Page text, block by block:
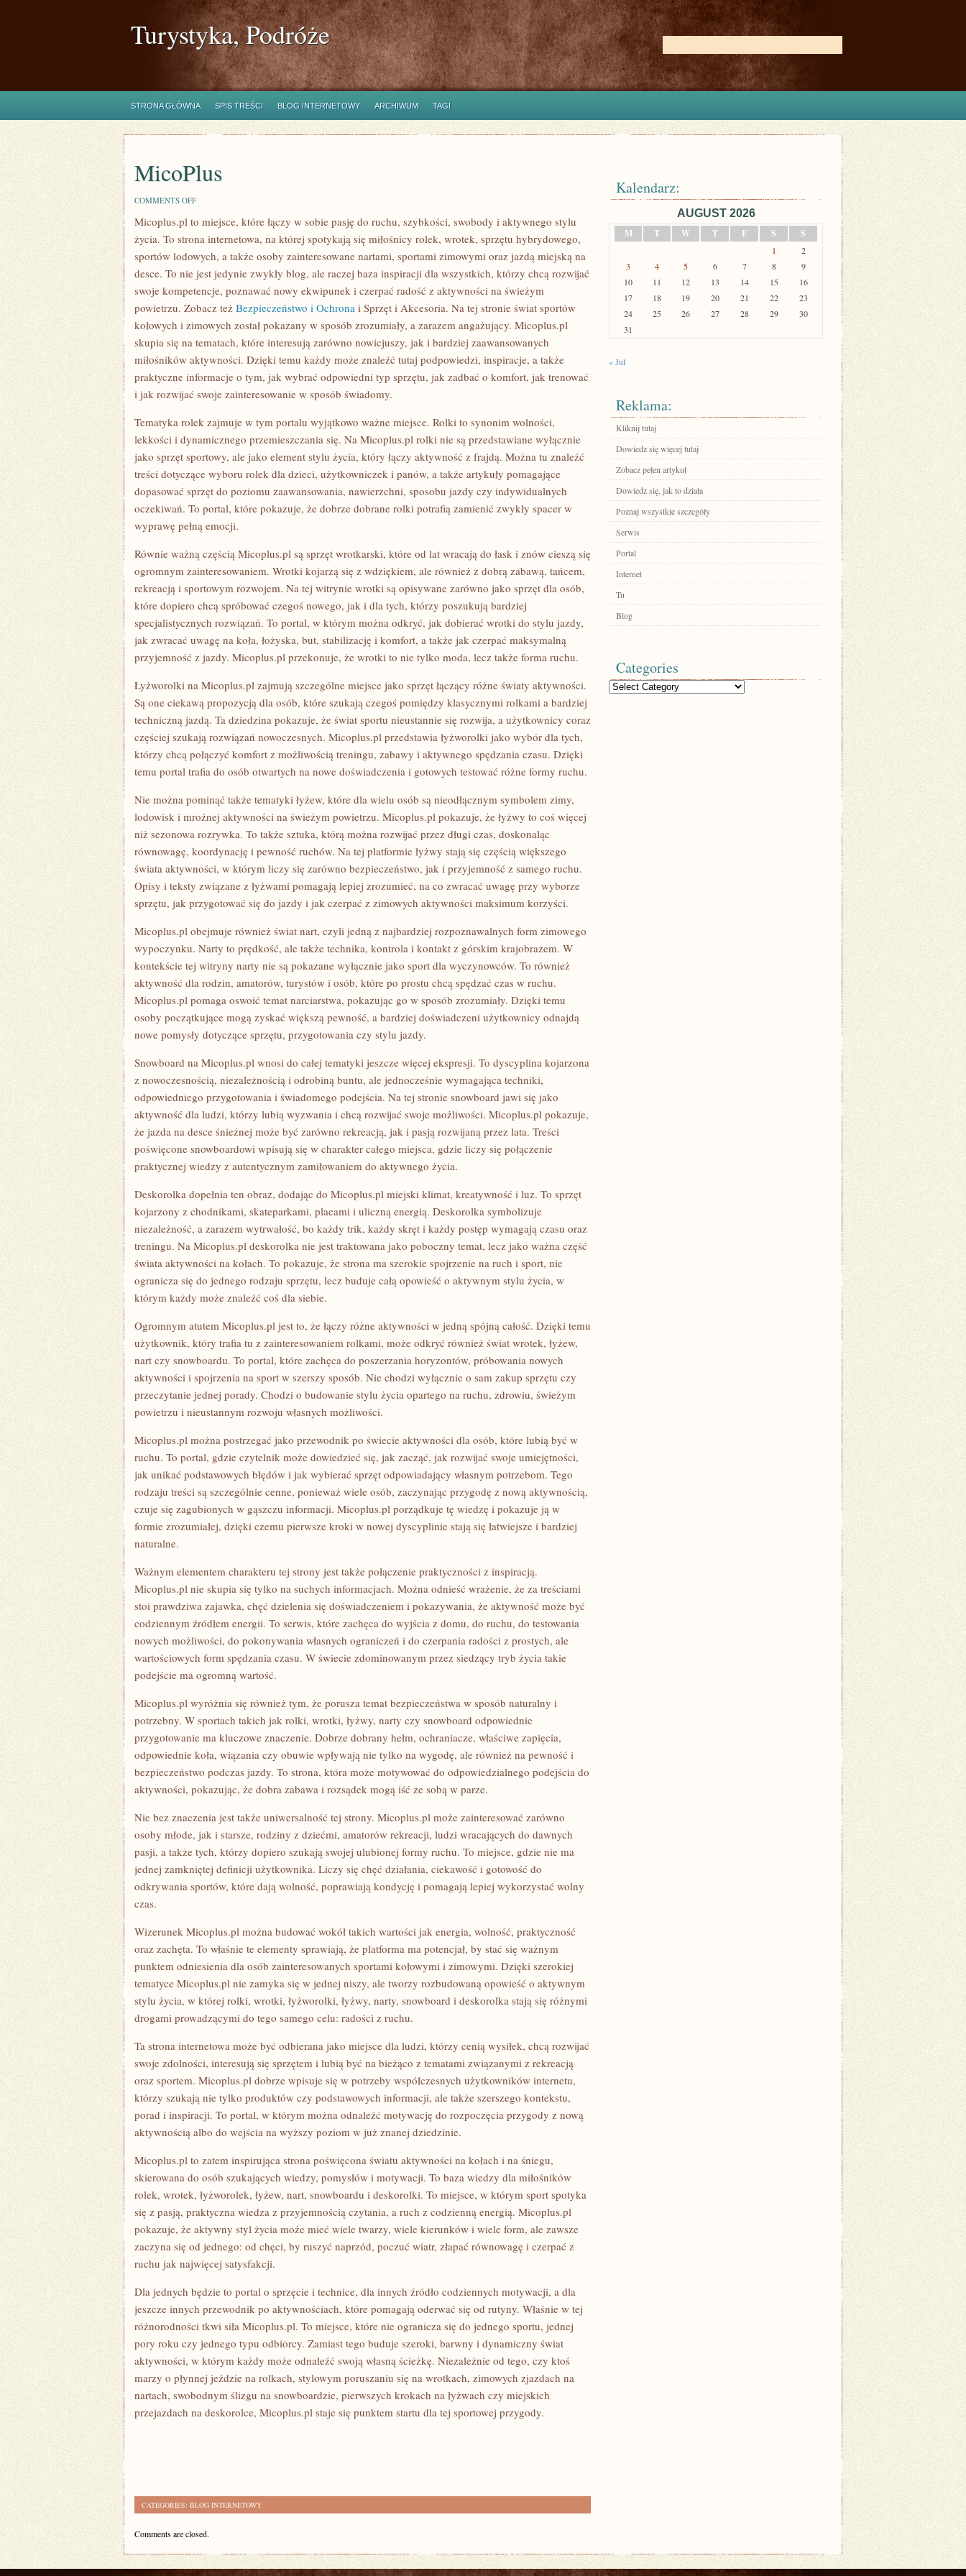
Turystyka, Podróże
STRONA GŁÓWNA SPIS TREŚCI BLOG INTERNETOWY ARCHIWUM TAGI
MicoPlus
COMMENTS OFFON
Micoplus.pl to miejsce, które łączy w sobie pasję do ruchu, szybkości, swobody i aktywnego stylu
życia. To strona internetowa, na której spotykają się miłośnicy rolek, wrotek, sprzętu hybrydowego,
sportów lodowych, a także osoby zainteresowane nartami, sportami zimowymi oraz jazdą miejską na
desce. To nie jest jedynie zwykły blog, ale raczej baza inspiracji dla wszystkich, którzy chcą rozwijać
swoje kompetencje, poznawać nowy ekwipunek i czerpać radość z aktywności na świeżym
powietrzu. Zobacz też Bezpieczeństwo i Ochrona i Sprzęt i Akcesoria. Na tej stronie świat sportów
kołowych i zimowych został pokazany w sposób zrozumiały, a zarazem angażujący. Micoplus.pl
skupia się na tematach, które interesują zarówno nowicjuszy, jak i bardziej zaawansowanych
miłośników aktywności. Dzięki temu każdy może znaleźć tutaj podpowiedzi, inspiracje, a także
praktyczne informacje o tym, jak wybrać odpowiedni typ sprzętu, jak zadbać o komfort, jak trenować
i jak rozwijać swoje zainteresowanie w sposób świadomy.
Tematyka rolek zajmuje w tym portalu wyjątkowo ważne miejsce. Rolki to synonim wolności,
lekkości i dynamicznego przemieszczania się. Na Micoplus.pl rolki nie są przedstawiane wyłącznie
jako sprzęt sportowy, ale jako element stylu życia, który łączy aktywność z frajdą. Można tu znaleźć
treści dotyczące wyboru rolek dla dzieci, użytkowniczek i panów, a także artykuły pomagające
dopasować sprzęt do poziomu zaawansowania, nawierzchni, sposobu jazdy czy indywidualnych
oczekiwań. To portal, które pokazuje, że dobrze dobrane rolki potrafią zamienić zwykły spacer w
wyprawę pełną emocji.
Równie ważną częścią Micoplus.pl są sprzęt wrotkarski, które od lat wracają do łask i znów cieszą się
ogromnym zainteresowaniem. Wrotki kojarzą się z wdziękiem, ale również z dobrą zabawą, tańcem,
rekreacją i sportowym rozwojem. Na tej witrynie wrotki są opisywane zarówno jako sprzęt dla osób,
które dopiero chcą spróbować czegoś nowego, jak i dla tych, którzy poszukują bardziej
specjalistycznych rozwiązań. To portal, w którym można odkryć, jak dobierać wrotki do stylu jazdy,
jak zwracać uwagę na koła, łożyska, but, stabilizację i komfort, a także jak czerpać maksymalną
przyjemność z jazdy. Micoplus.pl przekonuje, że wrotki to nie tylko moda, lecz także forma ruchu.
Łyżworolki na Micoplus.pl zajmują szczególne miejsce jako sprzęt łączący różne światy aktywności.
Są one ciekawą propozycją dla osób, które szukają czegoś pomiędzy klasycznymi rolkami a bardziej
techniczną jazdą. Ta dziedzina pokazuje, że świat sportu nieustannie się rozwija, a użytkownicy coraz
częściej szukają rozwiązań nowoczesnych. Micoplus.pl przedstawia łyżworolki jako wybór dla tych,
którzy chcą połączyć komfort z możliwością treningu, zabawy i aktywnego spędzania czasu. Dzięki
temu portal trafia do osób otwartych na nowe doświadczenia i gotowych testować różne formy ruchu.
Nie można pominąć także tematyki łyżew, które dla wielu osób są nieodłącznym symbolem zimy,
lodowisk i mroźnej aktywności na świeżym powietrzu. Micoplus.pl pokazuje, że łyżwy to coś więcej
niż sezonowa rozrywka. To także sztuka, którą można rozwijać przez długi czas, doskonaląc
równowagę, koordynację i pewność ruchów. Na tej platformie łyżwy stają się częścią większego
świata aktywności, w którym liczy się zarówno bezpieczeństwo, jak i przyjemność z samego ruchu.
Opisy i teksty związane z łyżwami pomagają lepiej zrozumieć, na co zwracać uwagę przy wyborze
sprzętu, jak przygotować się do jazdy i jak czerpać z zimowych aktywności maksimum korzyści.
Micoplus.pl obejmuje również świat nart, czyli jedną z najbardziej rozpoznawalnych form zimowego
wypoczynku. Narty to prędkość, ale także technika, kontrola i kontakt z górskim krajobrazem. W
kontekście tej witryny narty nie są pokazane wyłącznie jako sport dla wyczynowców. To również
aktywność dla rodzin, amatorów, turystów i osób, które po prostu chcą spędzać czas w ruchu.
Micoplus.pl pomaga oswoić temat narciarstwa, pokazując go w sposób zrozumiały. Dzięki temu
osoby początkujące mogą zyskać większą pewność, a bardziej doświadczeni użytkownicy odnajdą
nowe pomysły dotyczące sprzętu, przygotowania czy stylu jazdy.
Snowboard na Micoplus.pl wnosi do całej tematyki jeszcze więcej ekspresji. To dyscyplina kojarzona
z nowoczesnością, niezależnością i odrobiną buntu, ale jednocześnie wymagająca techniki,
odpowiedniego przygotowania i świadomego podejścia. Na tej stronie snowboard jawi się jako
aktywność dla ludzi, którzy lubią wyzwania i chcą rozwijać swoje możliwości. Micoplus.pl pokazuje,
że jazda na desce śnieżnej może być zarówno rekreacją, jak i pasją rozwijaną przez lata. Treści
poświęcone snowboardowi wpisują się w charakter całego miejsca, gdzie liczy się połączenie
praktycznej wiedzy z autentycznym zamiłowaniem do aktywnego życia.
Deskorolka dopełnia ten obraz, dodając do Micoplus.pl miejski klimat, kreatywność i luz. To sprzęt
kojarzony z chodnikami, skateparkami, placami i uliczną energią. Deskorolka symbolizuje
niezależność, a zarazem wytrwałość, bo każdy trik, każdy skręt i każdy postęp wymagają czasu oraz
treningu. Na Micoplus.pl deskorolka nie jest traktowana jako poboczny temat, lecz jako ważna część
świata aktywności na kołach. To pokazuje, że strona ma szerokie spojrzenie na ruch i sport, nie
ogranicza się do jednego rodzaju sprzętu, lecz buduje całą opowieść o aktywnym stylu życia, w
którym każdy może znaleźć coś dla siebie.
Ogromnym atutem Micoplus.pl jest to, że łączy różne aktywności w jedną spójną całość. Dzięki temu
użytkownik, który trafia tu z zainteresowaniem rolkami, może odkryć również świat wrotek, łyżew,
nart czy snowboardu. To portal, które zachęca do poszerzania horyzontów, próbowania nowych
aktywności i spojrzenia na sport w szerszy sposób. Nie chodzi wyłącznie o sam zakup sprzętu czy
przeczytanie jednej porady. Chodzi o budowanie stylu życia opartego na ruchu, zdrowiu, świeżym
powietrzu i nieustannym rozwoju własnych możliwości.
Micoplus.pl można postrzegać jako przewodnik po świecie aktywności dla osób, które lubią być w
ruchu. To portal, gdzie czytelnik może dowiedzieć się, jak zacząć, jak rozwijać swoje umiejętności,
jak unikać podstawowych błędów i jak wybierać sprzęt odpowiadający własnym potrzebom. Tego
rodzaju treści są szczególnie cenne, ponieważ wiele osób, zaczynając przygodę z nową aktywnością,
czuje się zagubionych w gąszczu informacji. Micoplus.pl porządkuje tę wiedzę i pokazuje ją w
formie zrozumiałej, dzięki czemu pierwsze kroki w nowej dyscyplinie stają się łatwiejsze i bardziej
naturalne.
Ważnym elementem charakteru tej strony jest także połączenie praktyczności z inspiracją.
Micoplus.pl nie skupia się tylko na suchych informacjach. Można odnieść wrażenie, że za treściami
stoi prawdziwa zajawka, chęć dzielenia się doświadczeniem i pokazywania, że aktywność może być
codziennym źródłem energii. To serwis, które zachęca do wyjścia z domu, do ruchu, do testowania
nowych możliwości, do pokonywania własnych ograniczeń i do czerpania radości z prostych, ale
wartościowych form spędzania czasu. W świecie zdominowanym przez siedzący tryb życia takie
podejście ma ogromną wartość.
Micoplus.pl wyróżnia się również tym, że porusza temat bezpieczeństwa w sposób naturalny i
potrzebny. W sportach takich jak rolki, wrotki, łyżwy, narty czy snowboard odpowiednie
przygotowanie ma kluczowe znaczenie. Dobrze dobrany hełm, ochraniacze, właściwe zapięcia,
odpowiednie koła, wiązania czy obuwie wpływają nie tylko na wygodę, ale również na pewność i
bezpieczeństwo podczas jazdy. To strona, która może motywować do odpowiedzialnego podejścia do
aktywności, pokazując, że dobra zabawa i rozsądek mogą iść ze sobą w parze.
Nie bez znaczenia jest także uniwersalność tej strony. Micoplus.pl może zainteresować zarówno
osoby młode, jak i starsze, rodziny z dziećmi, amatorów rekreacji, ludzi wracających do dawnych
pasji, a także tych, którzy dopiero szukają swojej ulubionej formy ruchu. To miejsce, gdzie nie ma
jednej zamkniętej definicji użytkownika. Liczy się chęć działania, ciekawość i gotowość do
odkrywania sportów, które dają wolność, poprawiają kondycję i pomagają lepiej wykorzystać wolny
czas.
Wizerunek Micoplus.pl można budować wokół takich wartości jak energia, wolność, praktyczność
oraz zachęta. To właśnie te elementy sprawiają, że platforma ma potencjał, by stać się ważnym
punktem odniesienia dla osób zainteresowanych sportami kołowymi i zimowymi. Dzięki szerokiej
tematyce Micoplus.pl nie zamyka się w jednej niszy, ale tworzy rozbudowaną opowieść o aktywnym
stylu życia, w której rolki, wrotki, łyżworolki, łyżwy, narty, snowboard i deskorolka stają się różnymi
drogami prowadzącymi do tego samego celu: radości z ruchu.
Ta strona internetowa może być odbierana jako miejsce dla ludzi, którzy cenią wysiłek, chcą rozwijać
swoje zdolności, interesują się sprzętem i lubią być na bieżąco z tematami związanymi z rekreacją
oraz sportem. Micoplus.pl dobrze wpisuje się w potrzeby współczesnych użytkowników internetu,
którzy szukają nie tylko produktów czy podstawowych informacji, ale także szerszego kontekstu,
porad i inspiracji. To portal, w którym można odnaleźć motywację do rozpoczęcia przygody z nową
aktywnością albo do wejścia na wyższy poziom w już znanej dziedzinie.
Micoplus.pl to zatem inspirująca strona poświęcona światu aktywności na kołach i na śniegu,
skierowana do osób szukających wiedzy, pomysłów i motywacji. To baza wiedzy dla miłośników
rolek, wrotek, łyżworolek, łyżew, nart, snowboardu i deskorolki. To miejsce, w którym sport spotyka
się z pasją, praktyczna wiedza z przyjemnością czytania, a ruch z codzienną energią. Micoplus.pl
pokazuje, że aktywny styl życia może mieć wiele twarzy, wiele kierunków i wiele form, ale zawsze
zaczyna się od jednego: od chęci, by ruszyć naprzód, poczuć wiatr, złapać równowagę i czerpać z
ruchu jak najwięcej satysfakcji.
Dla jednych będzie to portal o sprzęcie i technice, dla innych źródło codziennych motywacji, a dla
jeszcze innych przewodnik po aktywnościach, które pomagają oderwać się od rutyny. Właśnie w tej
różnorodności tkwi siła Micoplus.pl. To miejsce, które nie ogranicza się do jednego sportu, jednej
pory roku czy jednego typu odbiorcy. Zamiast tego buduje szeroki, barwny i dynamiczny świat
aktywności, w którym każdy może odnaleźć swoją własną ścieżkę. Niezależnie od tego, czy ktoś
marzy o płynnej jeździe na rolkach, stylowym poruszaniu się na wrotkach, zimowych zjazdach na
nartach, swobodnym ślizgu na snowboardzie, pierwszych krokach na łyżwach czy miejskich
przejazdach na deskorolce, Micoplus.pl staje się punktem startu dla tej sportowej przygody.
CATEGORIES: BLOG INTERNETOWY
Comments are closed.
Kalendarz:
AUGUST 2026
M
T W T F S S
1
2
3
4 5 6 7 8
9
10
11 12 13 14 15
16
17
18 19 20 21 22
23
24
25 26 27 28 29
30
31
« Jul
Reklama:
Kliknij tutaj
Dowiedz się więcej tutaj
Zobacz pełen artykuł
Dowiedz się, jak to działa
Poznaj wszystkie szczegóły
Serwis
Portal
Internet
Tu
Blog
Categories
Categories